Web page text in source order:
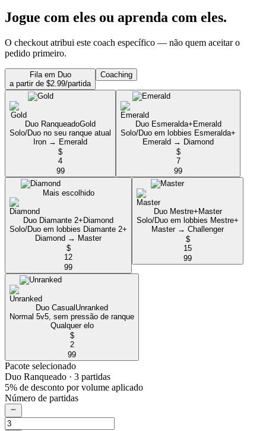
Jogue com eles ou aprenda com eles.
O checkout atribui este coach específico — não quem aceitar o
pedido primeiro.
Fila em Duo
a partir de $2.99/partida
Coaching
Duo RanqueadoGold
Solo/Duo no seu ranque atual
Iron → Emerald
$
4
99
Duo Esmeralda+ Emerald
Solo/Duo em lobbies Esmeralda+
Emerald → Diamond
$
7
99
Mais escolhido
Duo Diamante 2+ Diamond
Solo/Duo em lobbies Diamante 2+
Diamond → Master
$
12
99
Duo Mestre+ Master
Solo/Duo em lobbies Mestre+
Master → Challenger
$
15
99
Duo Casual Unranked
Normal 5v5, sem pressão de ranque
Qualquer elo
$
2
99
Pacote selecionado
Duo Ranqueado · 3 partidas
5% de desconto por volume aplicado
Número de partidas